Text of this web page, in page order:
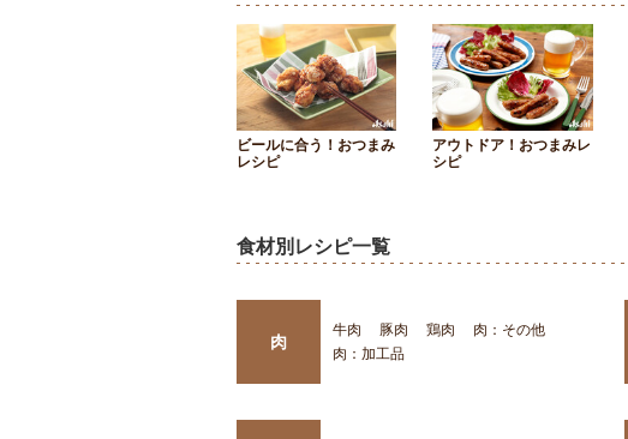
ビールに合う！おつまみ
レシピ
アウトドア！おつまみレ
シピ
食材別レシピ一覧
肉
牛肉 豚肉 鶏肉
肉：その他
肉：加工品